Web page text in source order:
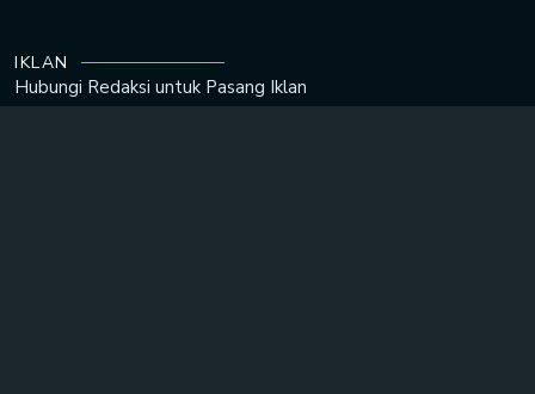
IKLAN
Hubungi Redaksi untuk Pasang Iklan